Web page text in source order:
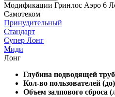
Модификации Гринлос Аэро 6
Самотеком
Принудительный
Стандарт
Супер Лонг
Миди
Лонг
Глубина подводящей
Кол-во пользователей (до)
Объем залпового сброса